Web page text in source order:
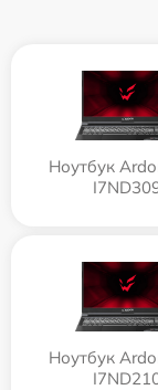
Ноутбук
Ноутбук